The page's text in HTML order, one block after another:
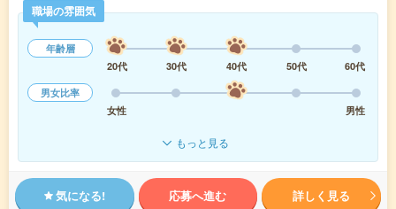
職場の雰囲気
年齢層
20代
30代 40代 50代
60代
男女比率
女性
男性
もっと見る
気になる! 応募へ進む 詳しく見る